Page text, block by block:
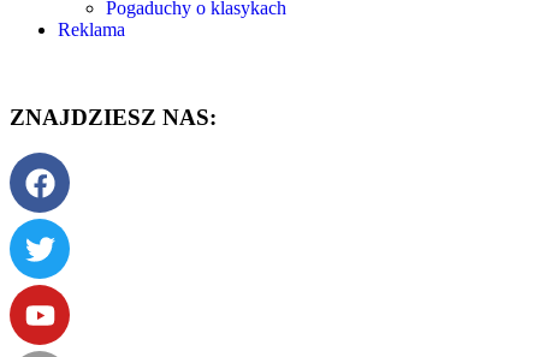
Pogaduchy o klasykach
Reklama
ZNAJDZIESZ NAS: